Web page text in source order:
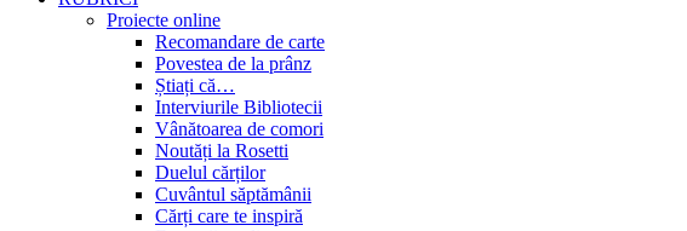
Proiecte online
Recomandare de carte
Povestea de la prânz
Știați că…
Interviurile Bibliotecii
Vânătoarea de comori
Noutăți la Rosetti
Duelul cărților
Cuvântul săptămânii
Cărți care te inspiră